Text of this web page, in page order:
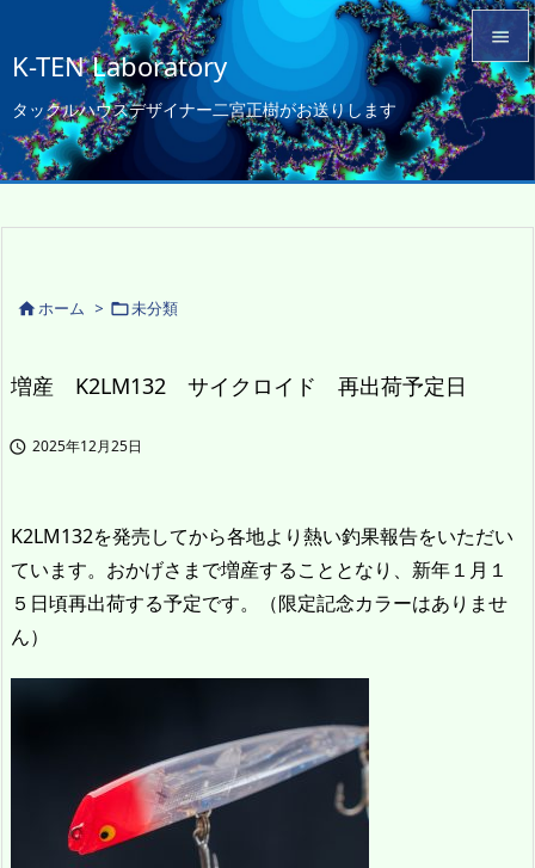
K-TEN Laboratory
タックルハウスデザイナー二宮正樹がお送りします


メニュ
ホーム > 未分類
増産 K2LM132 サイクロイド 再出荷予定日
 2025年12月25日
K2LM132を発売してから各地より熱い釣果報告をいただい
ています。おかげさまで増産することとなり、新年１月１
５日頃再出荷する予定です。（限定記念カラーはありませ
ん）